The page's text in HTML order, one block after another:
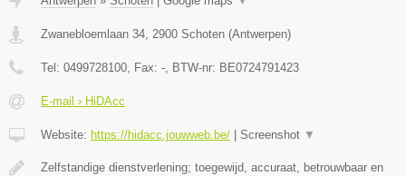
Zwanebloemlaan 34 2900 Schoten (Antwerpen)
Tel: 0499728100 , Fax: - , BTW-nr: BE0724791423
E-mail › HiDAcc
Website: https://hidacc.jouwweb.be/ | Screenshot ▼
Zelfstandige dienstverlening; toegewijd, accuraat, betrouwbaar en